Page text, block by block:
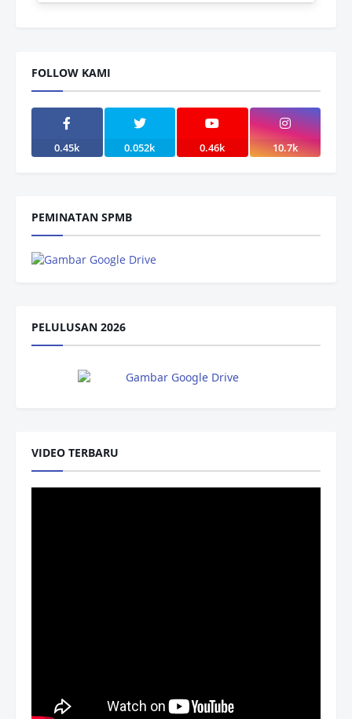
FOLLOW KAMI
0.45k 0.052k 0.46k 10.7k
PEMINATAN SPMB
PELULUSAN 2026
VIDEO TERBARU